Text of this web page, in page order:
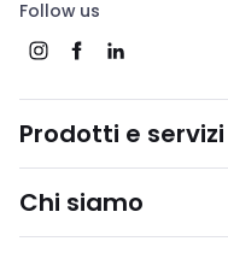
Follow us
Prodotti e servizi
Chi siamo